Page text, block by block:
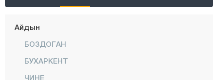
Артвин
Айдын
БОЗДОГАН
БУХАРКЕНТ
ЧИНЕ